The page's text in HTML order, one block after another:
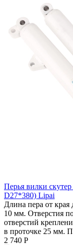
Перья вилки
D27*380) Lipai
Длина пера от края
10 мм. Отверстия
отверстий
в проточке 25 мм.
2 740 Р